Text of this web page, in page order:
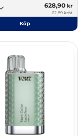
628,90 kr
62,89 kr/st
Köp